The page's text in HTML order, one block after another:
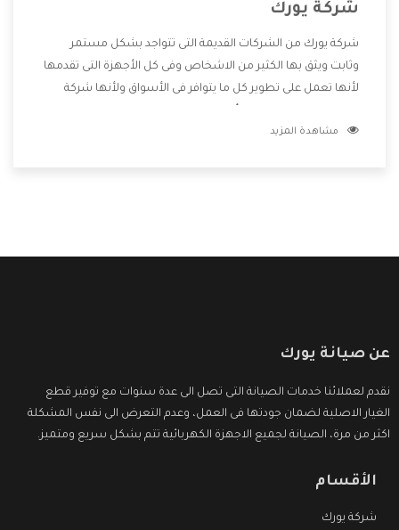
شركة يورك
شركة يورك من الشركات القديمة التى تتواجد بشكل مستمر
وثابت ويثق بها الكثير من الاشخاص وفى كل الأجهزة التى تقدمها
لأنها تعمل على تطوير كل ما يتوافر فى الأسواق ولأنها شركة
وتقدم للعملاء أقوى العروض والخصومات التى تسهل على
مشاهدة المزيد
عن صيانة يورك
نقدم لعملائنا خدمات الصيانة التى تصل الى عدة سنوات مع توفير قطع
الغيار الاصلية لضمان جودتها فى العمل، وعدم التعرض الى نفس المشكلة
اكثر من مرة، الصيانة لجميع الاجهزة الكهربائية تتم بشكل سريع ومتميز.
الأقسام
شركة يورك